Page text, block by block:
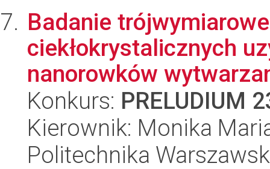
Badanie
ciekłokrystalicznych
nanorowków
Konkurs: PRELUDIUM
Kierownik: Monika
Politechnika